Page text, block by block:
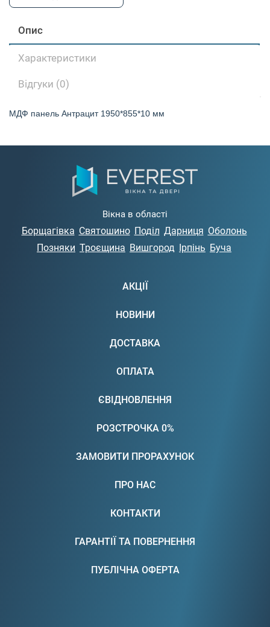
Опис
Характеристики
Відгуки (0)
МДФ панель Антрацит 1950*855*10 мм
Вікна в області
Борщагівка Святошино Поділ Дарниця Оболонь
Позняки Троєщина Вишгород Ірпінь Буча
АКЦІЇ
НОВИНИ
ДОСТАВКА
ОПЛАТА
ЄВІДНОВЛЕННЯ
РОЗСТРОЧКА 0%
ЗАМОВИТИ ПРОРАХУНОК
ПРО НАС
КОНТАКТИ
ГАРАНТІЇ ТА ПОВЕРНЕННЯ
ПУБЛІЧНА ОФЕРТА